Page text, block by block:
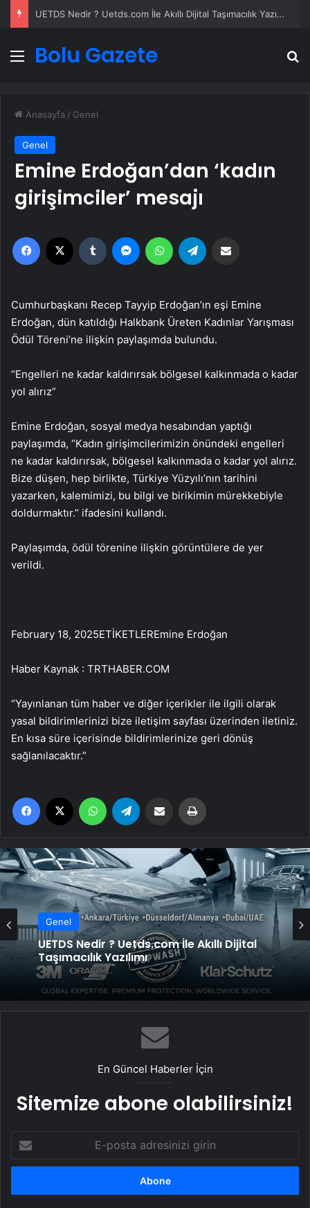
UETDS Nedir ? Uetds.com İle Akıllı Dijital Taşımacılık Yazılımı
Menü
Bolu Gazete
Anasayfa / Genel
Genel
Emine Erdoğan’dan ‘kadın
girişimciler’ mesajı
Facebook Tumblr MessengerWhatsApp
Cumhurbaşkanı Recep Tayyip Erdoğan’ın eşi Emine
Erdoğan, dün katıldığı Halkbank Üreten Kadınlar Yarışması
Ödül Töreni’ne ilişkin paylaşımda bulundu.
“Engelleri ne kadar kaldırırsak bölgesel kalkınmada o kadar
yol alırız”
Emine Erdoğan, sosyal medya hesabından yaptığı
paylaşımda, “Kadın girişimcilerimizin önündeki engelleri
ne kadar kaldırırsak, bölgesel kalkınmada o kadar yol alırız.
Bize düşen, hep birlikte, Türkiye Yüzyılı’nın tarihini
yazarken, kalemimizi, bu bilgi ve birikimin mürekkebiyle
doldurmaktır.” ifadesini kullandı.
Paylaşımda, ödül törenine ilişkin görüntülere de yer
verildi.
February 18, 2025ETİKETLEREmine Erdoğan
Haber Kaynak : TRTHABER.COM
“Yayınlanan tüm haber ve diğer içerikler ile ilgili olarak
yasal bildirimlerinizi bize iletişim sayfası üzerinden iletiniz.
En kısa süre içerisinde bildirimlerinize geri dönüş
sağlanılacaktır.”
Facebook WhatsApp Email'den paylaş
Genel
UETDS Nedir ? Uetds.com İle Akıllı Dijital
Taşımacılık Yazılımı
Genel
Vira Assistance’tan Türkiye Genelinde
Güvenli Araç Taşıma ve Yol Yardım Atağı
En Güncel Haberler İçin
Sitemize abone olabilirsiniz!
posta
adresinizi